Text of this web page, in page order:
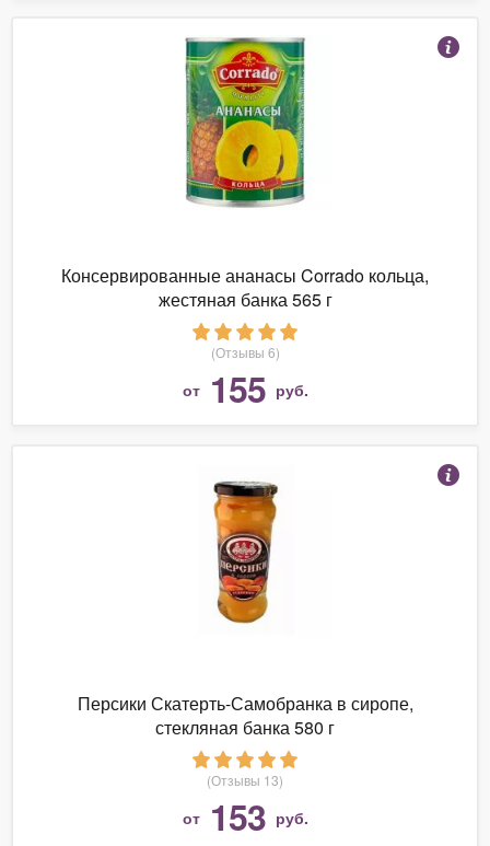
Консервированные ананасы Corrado кольца,
жестяная банка 565 г
(Отзывы 6)
от 155 руб.
Персики Скатерть-Самобранка в сиропе,
стекляная банка 580 г
(Отзывы 13)
от 153 руб.